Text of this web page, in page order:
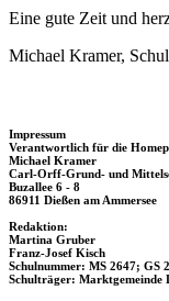
Eine gute Zeit und
Michael Kramer,
Impressum
Verantwortlich für die
Michael Kramer
Carl-Orff-Grund- und
Buzallee 6 - 8
86911 Dießen am Ammersee
Redaktion:
Martina Gruber
Franz-Josef Kisch
Schulnummer: MS 2647; GS
Schulträger: Marktgemeinde